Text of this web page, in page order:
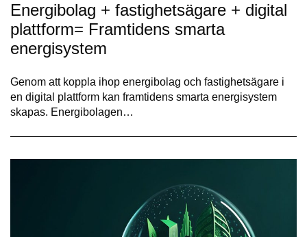
Energibolag + fastighetsägare + digital
plattform= Framtidens smarta
energisystem
Genom att koppla ihop energibolag och fastighetsägare i
en digital plattform kan framtidens smarta energisystem
skapas. Energibolagen…